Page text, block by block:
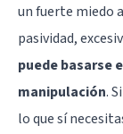
un fuerte miedo
pasividad,
puede basarse
manipulación.
lo que sí